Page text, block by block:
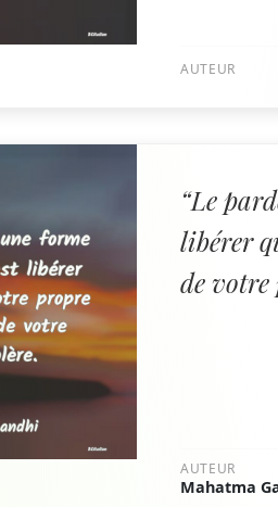
AUTEUR
“Le
libérer
de votre
AUTEUR
Mahatma